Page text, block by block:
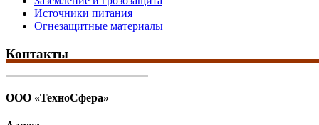
Источники питания
Огнезащитные материалы
Контакты
ООО «ТехноСфера»